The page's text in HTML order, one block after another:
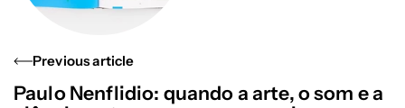
Previous article
Paulo Nenflidio: quando a arte, o som e a